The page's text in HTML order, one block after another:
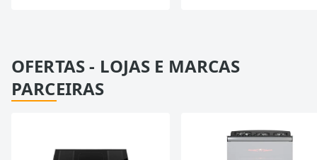
OFERTAS - LOJAS E MARCAS
PARCEIRAS